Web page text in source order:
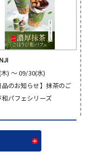
) 〜 09/30(水)
品のお知らせ】抹茶のご
和パフェシリーズ